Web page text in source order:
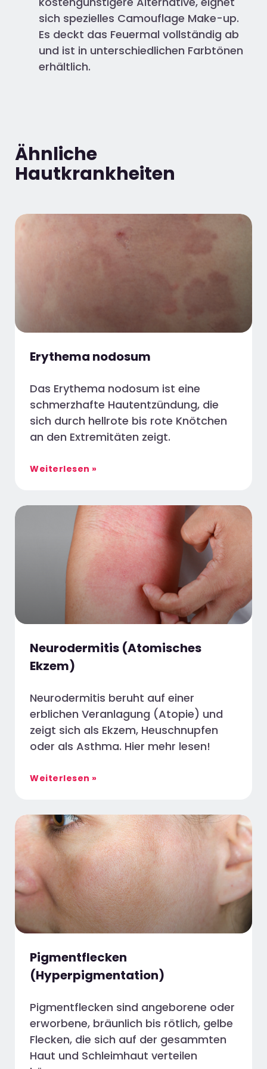
sich spezielles Camouflage Make-up.
Es deckt das Feuermal vollständig ab
und ist in unterschiedlichen Farbtönen
erhältlich.
Ähnliche
Hautkrankheiten
Erythema nodosum
Das Erythema nodosum ist eine
schmerzhafte Hautentzündung, die
sich durch hellrote bis rote Knötchen
an den Extremitäten zeigt.
Weiterlesen »
Neurodermitis (Atomisches
Ekzem)
Neurodermitis beruht auf einer
erblichen Veranlagung (Atopie) und
zeigt sich als Ekzem, Heuschnupfen
oder als Asthma. Hier mehr lesen!
Weiterlesen »
Pigmentflecken
(Hyperpigmentation)
Pigmentflecken sind angeborene oder
erworbene, bräunlich bis rötlich, gelbe
Flecken, die sich auf der gesammten
Haut und Schleimhaut verteilen